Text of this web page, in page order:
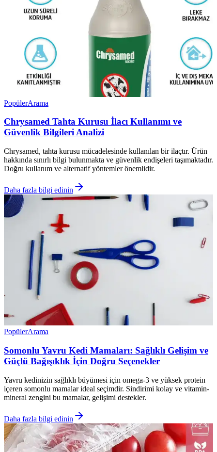
PopülerArama
Chrysamed Tahta Kurusu İlacı Kullanımı ve
Güvenlik Bilgileri Analizi
Chrysamed, tahta kurusu mücadelesinde kullanılan bir ilaçtır. Ürün
hakkında sınırlı bilgi bulunmakta ve güvenlik endişeleri taşımaktadır.
Doğru kullanım ve alternatif yöntemler önemlidir.
Daha fazla bilgi edinin
PopülerArama
Somonlu Yavru Kedi Mamaları: Sağlıklı Gelişim ve
Güçlü Bağışıklık İçin Doğru Seçenekler
Yavru kedinizin sağlıklı büyümesi için omega-3 ve yüksek protein
içeren somonlu mamalar ideal seçimdir. Sindirimi kolay ve vitamin-
mineral zengini bu mamalar, gelişimi destekler.
Daha fazla bilgi edinin